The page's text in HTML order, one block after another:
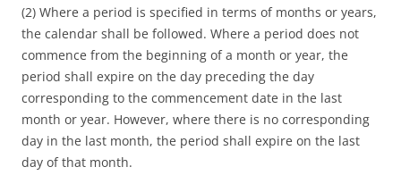
(2) Where a period is specified in terms of months or years,
the calendar shall be followed. Where a period does not
commence from the beginning of a month or year, the
period shall expire on the day preceding the day
corresponding to the commencement date in the last
month or year. However, where there is no corresponding
day in the last month, the period shall expire on the last
day of that month.